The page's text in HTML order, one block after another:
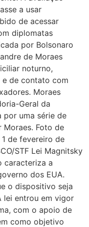
a usar
de acessar
diplomatas
por Bolsonaro
de Moraes
noturno,
e de contato com
Moraes
Geral da
por uma série de
Moraes. Foto de
de fevereiro de
STF Lei Magnitsky
caracteriza a
dos EUA.
o dispositivo seja
lei entrou em vigor
com o apoio de
como objetivo